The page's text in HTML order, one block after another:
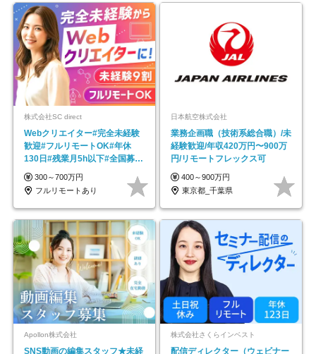
株式会社SC direct
Webクリエイター#完全未経験
歓迎#フルリモートOK#年休
130日#残業月5h以下#全国募集
#最大1年の研修
300～700万円
フルリモートあり
日本航空株式会社
業務企画職（技術系総合職）/未
経験歓迎/年収420万円〜900万
円/リモートフレックス可
400～900万円
東京都_千葉県
Apollon株式会社
SNS動画の編集スタッフ★未経
株式会社さくらインベスト
配信ディレクター（ウェビナー